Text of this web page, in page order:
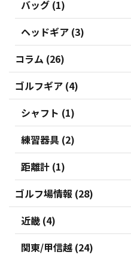
バッグ (1)
ヘッドギア (3)
コラム (26)
ゴルフギア (4)
シャフト (1)
練習器具 (2)
距離計 (1)
ゴルフ場情報 (28)
近畿 (4)
関東/甲信越 (24)